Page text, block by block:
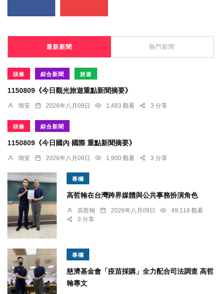
最新新聞 熱門新聞
頭條 綜合新聞 旅遊
1150809《今日觀光旅遊重點新聞摘要》
簡安 2026年八月09日 1,483 觀看 3 分享
頭條 綜合新聞
1150809《今日國內 國際 重點新聞摘要》
簡安 2026年八月09日 1,900 觀看 3 分享
專欄
高哲翰在台灣跨界媒體與公共事務扮演角色
高哲翰 2026年八月09日
49,118 觀看
3 分享
專欄
慈濟基金會「疫苗採購」全力配合司法調查 高哲
翰專文